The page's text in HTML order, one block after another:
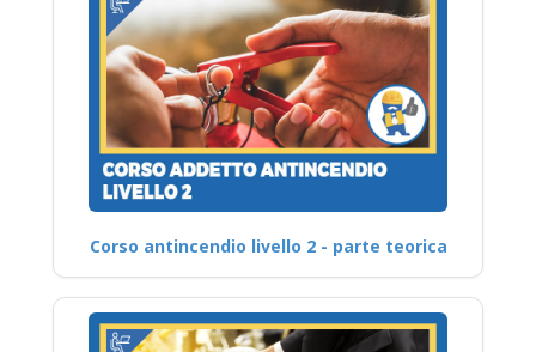
Corso antincendio livello 2 - parte teorica